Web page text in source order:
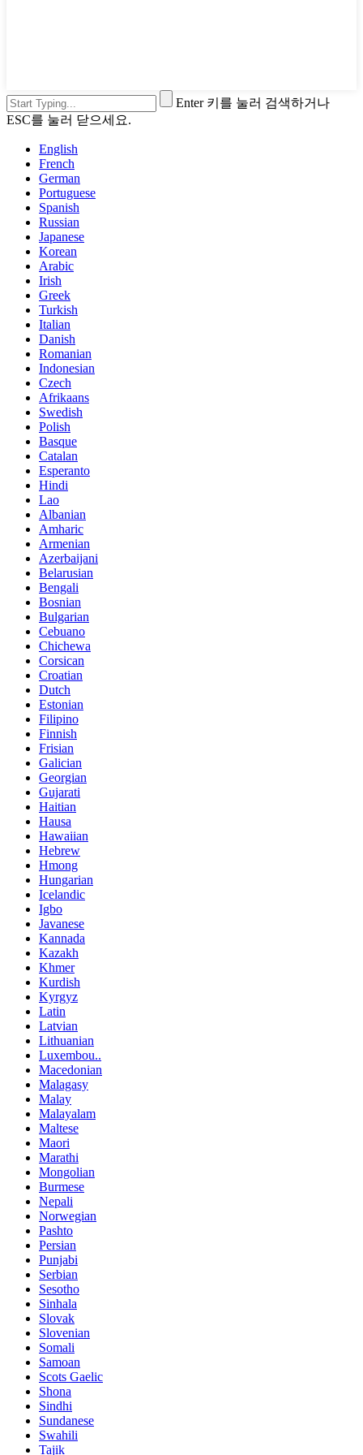
Enter 키를 눌러 검색하거나
ESC를 눌러 닫으세요.
English
French
German
Portuguese
Spanish
Russian
Japanese
Korean
Arabic
Irish
Greek
Turkish
Italian
Danish
Romanian
Indonesian
Czech
Afrikaans
Swedish
Polish
Basque
Catalan
Esperanto
Hindi
Lao
Albanian
Amharic
Armenian
Azerbaijani
Belarusian
Bengali
Bosnian
Bulgarian
Cebuano
Chichewa
Corsican
Croatian
Dutch
Estonian
Filipino
Finnish
Frisian
Galician
Georgian
Gujarati
Haitian
Hausa
Hawaiian
Hebrew
Hmong
Hungarian
Icelandic
Igbo
Javanese
Kannada
Kazakh
Khmer
Kurdish
Kyrgyz
Latin
Latvian
Lithuanian
Luxembou..
Macedonian
Malagasy
Malay
Malayalam
Maltese
Maori
Marathi
Mongolian
Burmese
Nepali
Norwegian
Pashto
Persian
Punjabi
Serbian
Sesotho
Sinhala
Slovak
Slovenian
Somali
Samoan
Scots Gaelic
Shona
Sindhi
Sundanese
Swahili
Tajik